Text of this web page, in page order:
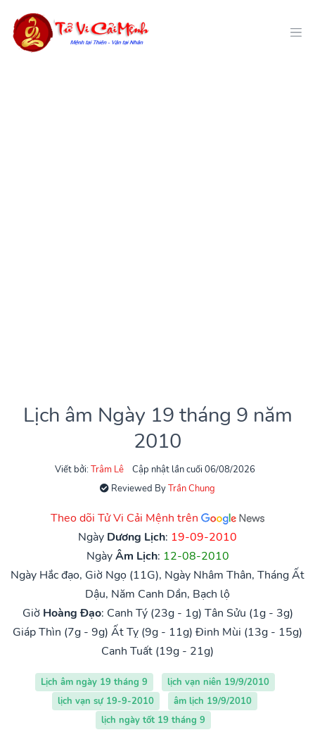
Lịch âm Ngày 19 tháng 9 năm
2010
Viết bởi: Trâm Lê
Cập nhật lần cuối 06/08/2026
Reviewed ByTrần Chung
Theo dõi Tử Vi Cải Mệnh trên
Ngày Dương Lịch: 19-09-2010
NgàyÂm Lịch: 12-08-2010
Ngày Hắc đạo, Giờ Ngọ (11G), Ngày Nhâm Thân, Tháng Ất
Dậu, Năm Canh Dần, Bạch lộ
Giờ Hoàng Đạo: Canh Tý (23g - 1g) Tân Sửu (1g - 3g)
Giáp Thìn (7g - 9g) Ất Tỵ (9g - 11g) Đinh Mùi (13g - 15g)
Canh Tuất (19g - 21g)
Lịch âm ngày 19 tháng 9
lịch vạn niên 19/9/2010
lịch vạn sự 19-9-2010
âm lịch 19/9/2010
lịch ngày tốt 19 tháng 9